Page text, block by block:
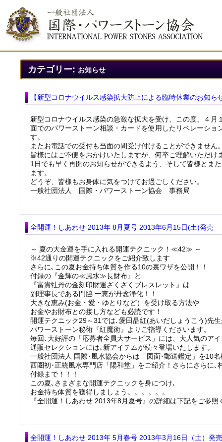
カテゴリー: お知らせ
【新型コロナウイルス感染拡大防止による臨時休業のお知ら
新型コロナウイルス感染の急激な拡大を受け、この度、４
面でのパワーストーン相談・カードを使用したリベレーシ
す。
またお電話での受付も当面の間受け付けることができません
皆様にはご不便をおかけいたしますが、何卒ご理解いただけ
1日でも早く再開のお知らせができるよう、そして皆様とま
ます。
どうぞ、皆様もお身体に気をつけてお過ごしください。
一般社団法人 国際・パワーストーン協会 事務局
全開運！しあわせ 2013年 8月夏号 2013年6月15日(土)発売
～ 夏の大金運を手に入れる開運テクニック！≪42≫ ～
※42通りの開運テクニックをご紹介致します
さらに､この夏お金持ち体質を作る10の裏ワザを公開！！
付録の『金輝の≪風水≫長財布』と
『富貴牡丹の金刻印財運ざくざくブレスレット』は
副理事長である門脇 一恵が丹念浄化！！
大きな恵み(お金・愛・ゆとりなど）を受け取る方法や
お金やお財布との接し方なども必読です！
開運テクニック29～31では､愛田晶紅(あいだしょうこう)先
パワーストーン秘術『紅魔術』よりご指導くださいます。
毎回､大好評の「応募者全員大サービス」には、大人気のア
通販セレクションには､新アイテムが続々登場いたします。
一般社団法人 国際･風水協会からは「図面･郵送鑑定」を10
西圏初･正統風水専門店「陽和堂」をご紹介！さらにさらに
付録まで！！！
この夏､さまざまな開運テクニックを身につけ､
お金持ち体質を獲得しましょう。。。。。。
『全開運！しあわせ 2013年8月夏号』の詳細は下記をご参照
全開運！しあわせ 2013年 5月春号 2013年3月16日（土）発売